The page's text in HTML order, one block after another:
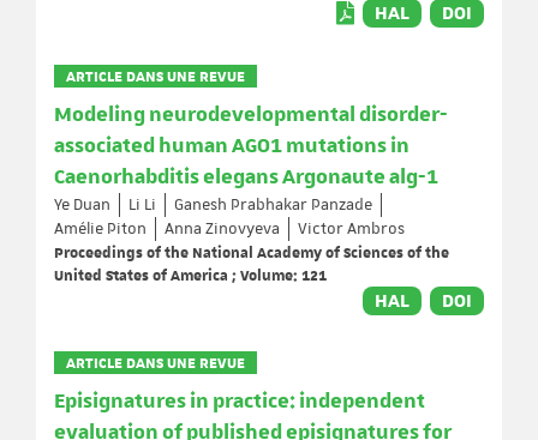
HAL DOI
ARTICLE DANS UNE REVUE
Modeling neurodevelopmental disorder-
associated human AGO1 mutations in
Caenorhabditis elegans Argonaute alg-1
Ye Duan Li Li
Ganesh Prabhakar Panzade
Amélie Piton
Anna Zinovyeva
Victor Ambros
Proceedings of the National Academy of Sciences of the
United States of America ; Volume: 121
HAL DOI
ARTICLE DANS UNE REVUE
Episignatures in practice: independent
evaluation of published episignatures for